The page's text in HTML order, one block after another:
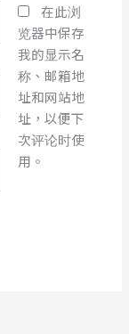
在此浏
览器中保存
我的显示名
称、邮箱地
址和网站地
址，以便下
次评论时使
用。